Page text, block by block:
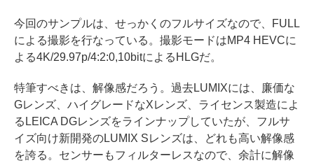
今回のサンプルは、せっかくのフルサイズなので、FULL
による撮影を行なっている。撮影モードはMP4 HEVCに
よる4K/29.97p/4:2:0,10bitによるHLGだ。
特筆すべきは、解像感だろう。過去LUMIXには、廉価な
Gレンズ、ハイグレードなXレンズ、ライセンス製造によ
るLEICA DGレンズをラインナップしていたが、フルサ
イズ向け新開発のLUMIX Sレンズは、どれも高い解像感
を誇る。センサーもフィルターレスなので、余計に解像